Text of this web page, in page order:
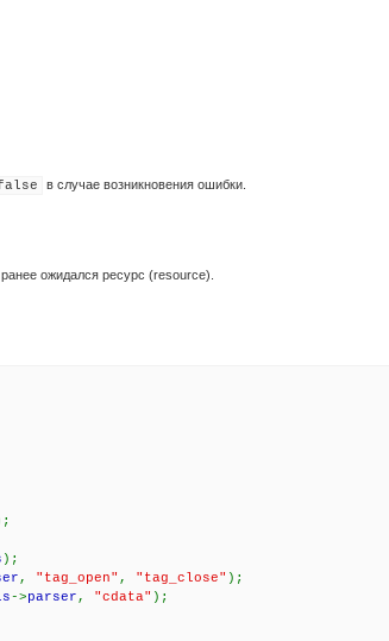
в случае возникновения ошибки.
ранее ожидался ресурс (resource).
);
, "tag_open" , "tag_close" );
->parser , "cdata" );